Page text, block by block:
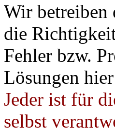
Wir betreiben
die
Fehler bzw.
Lösungen
Jeder ist für
selbst